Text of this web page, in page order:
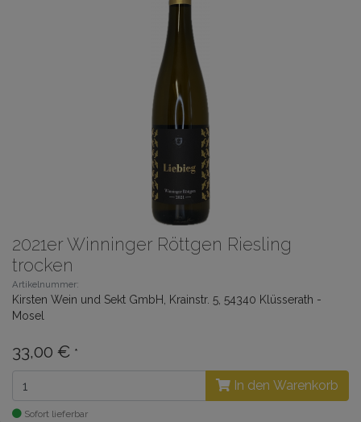
2021er Winninger Röttgen Riesling
trocken
Artikelnummer:
Kirsten Wein und Sekt GmbH, Krainstr. 5, 54340 Klüsserath -
Mosel
33,00 € *
In den Warenkorb
Sofort lieferbar